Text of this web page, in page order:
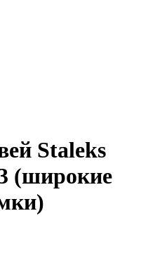
Staleks
(широкие